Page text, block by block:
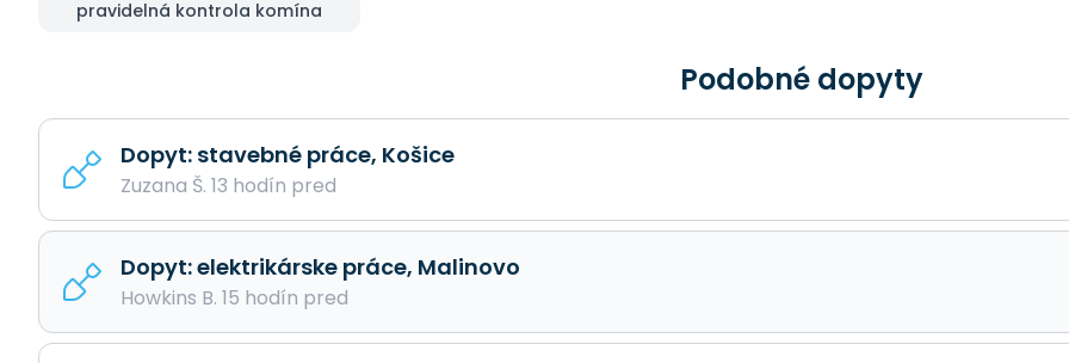
pravidelná kontrola komína
Podobné dopyty
Dopyt: stavebné práce, Košice
Zuzana Š. 13 hodín pred
Dopyt: elektrikárske práce, Malinovo
Howkins B. 15 hodín pred